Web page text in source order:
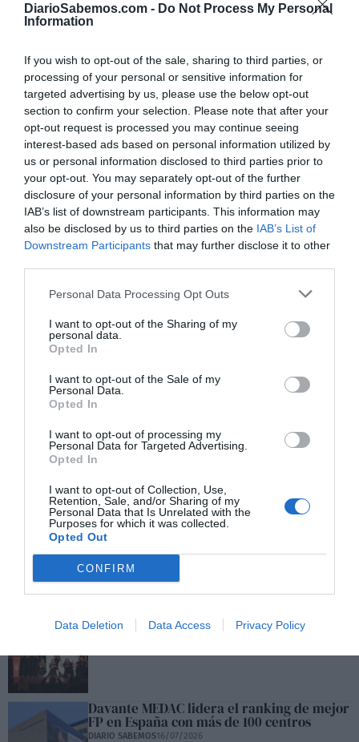
DiarioSabemos.com - Do Not Process My Personal
Information
If you wish to opt-out of the sale, sharing to third parties, or
processing of your personal or sensitive information for
targeted advertising by us, please use the below opt-out
section to confirm your selection. Please note that after your
opt-out request is processed you may continue seeing
interest-based ads based on personal information utilized by
us or personal information disclosed to third parties prior to
your opt-out. You may separately opt-out of the further
disclosure of your personal information by third parties on the
IAB’s list of downstream participants. This information may
also be disclosed by us to third parties on the IAB’s List of
Downstream Participants that may further disclose it to other
Personal Data Processing Opt Outs
I want to opt-out of the Sharing of my
personal data.
Opted In
I want to opt-out of the Sale of my
Personal Data.
Opted In
I want to opt-out of processing my
Personal Data for Targeted Advertising.
Opted In
I want to opt-out of Collection, Use,
Retention, Sale, and/or Sharing of my
Personal Data that Is Unrelated with the
Purposes for which it was collected.
Opted Out
CONFIRM
Data Deletion Data Access Privacy Policy
banquete de emociones para el duelo más esperado
del fútbol mundial
Carlos Alsina deja en buenas manos las
mañanas de Onda Cero
AGUSTÍN MILLÁN17/07/2026
El periodista cierra once años y 2.500 madrugadas al
frente del tramo informativo de Más de uno y deja una
manera irrepetible de contar, preguntar y acompañar
UGT Madrid reclama al Gobierno regional
la firma inmediata de los convenios del
Plan Estatal de Vivienda 2026-2030
AGUSTÍN MILLÁN17/07/2026
El sindicato reclama agilizar su adhesión para que la
Comunidad pueda acceder cuanto antes a los primeros
fondos destinados a ampliar el parque público,
rehabilitar edificios y facilitar el acceso a una vivienda
digna y asequible
La Arboledilla, la histórica catedral de la
manzanilla de Bodegas Barbadillo cumple
150 años
FRANCISCO JOSÉ VICO CORONADO
XVIII Gala de los Premios Nacionales de
Marketing de España 2026
Davante MEDAC lidera el ranking de mejor
FP en España con más de 100 centros
DIARIO SABEMOS16/07/2026